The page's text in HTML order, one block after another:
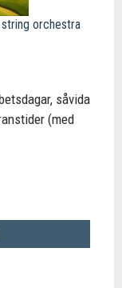
orchestra
såvida
(med